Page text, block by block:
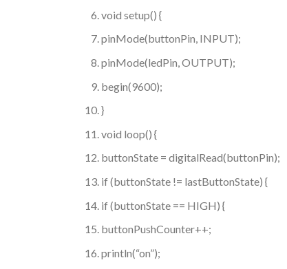
void setup() {
pinMode(buttonPin, INPUT);
pinMode(ledPin, OUTPUT);
begin(9600);
}
void loop() {
buttonState = digitalRead(buttonPin);
if (buttonState != lastButtonState) {
if (buttonState == HIGH) {
buttonPushCounter++;
println(“on”);